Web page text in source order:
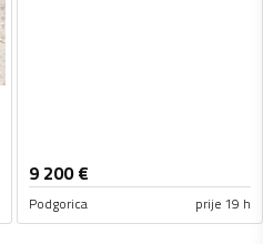
9 200€
Podgorica prije 19 h